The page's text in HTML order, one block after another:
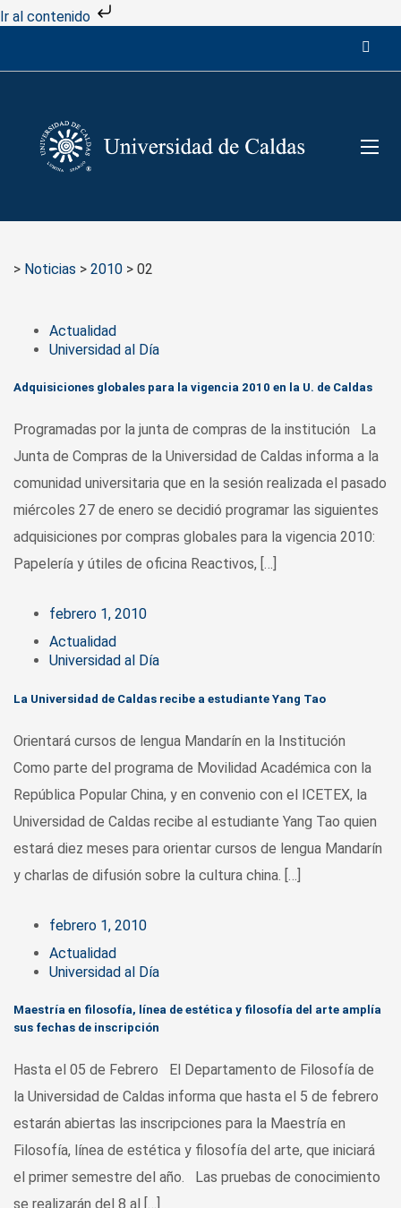
Ir al contenido
> Noticias > 2010 > 02
Actualidad
Universidad al Día
Adquisiciones globales para la vigencia 2010 en la U. de Caldas
Programadas por la junta de compras de la institución La
Junta de Compras de la Universidad de Caldas informa a la
comunidad universitaria que en la sesión realizada el pasado
miércoles 27 de enero se decidió programar las siguientes
adquisiciones por compras globales para la vigencia 2010:
Papelería y útiles de oficina Reactivos, […]
febrero 1, 2010
Actualidad
Universidad al Día
La Universidad de Caldas recibe a estudiante Yang Tao
Orientará cursos de lengua Mandarín en la Institución
Como parte del programa de Movilidad Académica con la
República Popular China, y en convenio con el ICETEX, la
Universidad de Caldas recibe al estudiante Yang Tao quien
estará diez meses para orientar cursos de lengua Mandarín
y charlas de difusión sobre la cultura china. […]
febrero 1, 2010
Actualidad
Universidad al Día
Maestría en filosofía, línea de estética y filosofía del arte amplía
sus fechas de inscripción
Hasta el 05 de Febrero El Departamento de Filosofía de
la Universidad de Caldas informa que hasta el 5 de febrero
estarán abiertas las inscripciones para la Maestría en
Filosofía, línea de estética y filosofía del arte, que iniciará
el primer semestre del año. Las pruebas de conocimiento
se realizarán del 8 al […]